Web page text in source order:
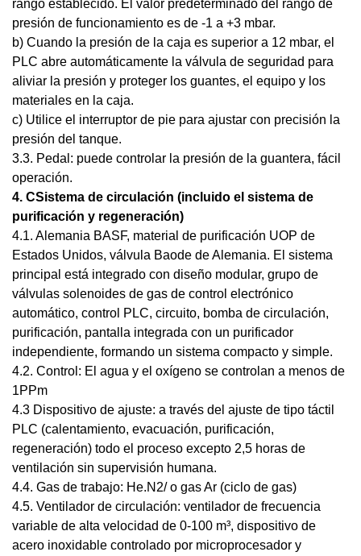
rango establecido. El valor predeterminado del rango de
presión de funcionamiento es de -1 a +3 mbar.
b) Cuando la presión de la caja es superior a 12 mbar, el
PLC abre automáticamente la válvula de seguridad para
aliviar la presión y proteger los guantes, el equipo y los
materiales en la caja.
c) Utilice el interruptor de pie para ajustar con precisión la
presión del tanque.
3.3. Pedal: puede controlar la presión de la guantera, fácil
operación.
4. CSistema de circulación (incluido el sistema de
purificación y regeneración)
4.1. Alemania BASF, material de purificación UOP de
Estados Unidos, válvula Baode de Alemania. El sistema
principal está integrado con diseño modular, grupo de
válvulas solenoides de gas de control electrónico
automático, control PLC, circuito, bomba de circulación,
purificación, pantalla integrada con un purificador
independiente, formando un sistema compacto y simple.
4.2. Control: El agua y el oxígeno se controlan a menos de
1PPm
4.3 Dispositivo de ajuste: a través del ajuste de tipo táctil
PLC (calentamiento, evacuación, purificación,
regeneración) todo el proceso excepto 2,5 horas de
ventilación sin supervisión humana.
4.4. Gas de trabajo: He.N2/ o gas Ar (ciclo de gas)
4.5. Ventilador de circulación: ventilador de frecuencia
variable de alta velocidad de 0-100 m³, dispositivo de
acero inoxidable controlado por microprocesador y